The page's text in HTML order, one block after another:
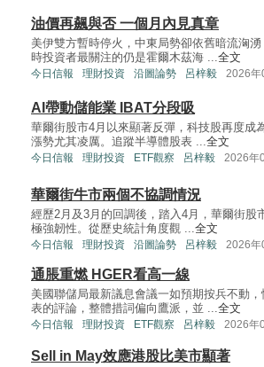
油價再飆與否 一個月內見真章
美伊雙方暫時停火，中東局勢卻依舊暗流洶
時投資者最關注的仍是霍爾木茲海 ... 全文
今日信報 理財投資 沿圖論勢 呂梓毅 2026年
AI帶動儲能業 IBAT分段吸
華爾街股市4月以來顯著反彈，科技股再度成
漲勢尤其凌厲。追蹤半導體股表 ... 全文
今日信報 理財投資 ETF觀察 呂梓毅 2026年
華爾街牛市兩個不協調情況
經歷2月及3月的回調後，踏入4月，華爾街股
極強韌性。從歷史統計角度觀 ... 全文
今日信報 理財投資 沿圖論勢 呂梓毅 2026年
通脹重燃 HGER看高一線
美國聯儲局最新議息會議一如預期按兵不動
表的評論，整體措詞偏向鷹派，並 ... 全文
今日信報 理財投資 ETF觀察 呂梓毅 2026年
Sell in May效應港股比美市顯著